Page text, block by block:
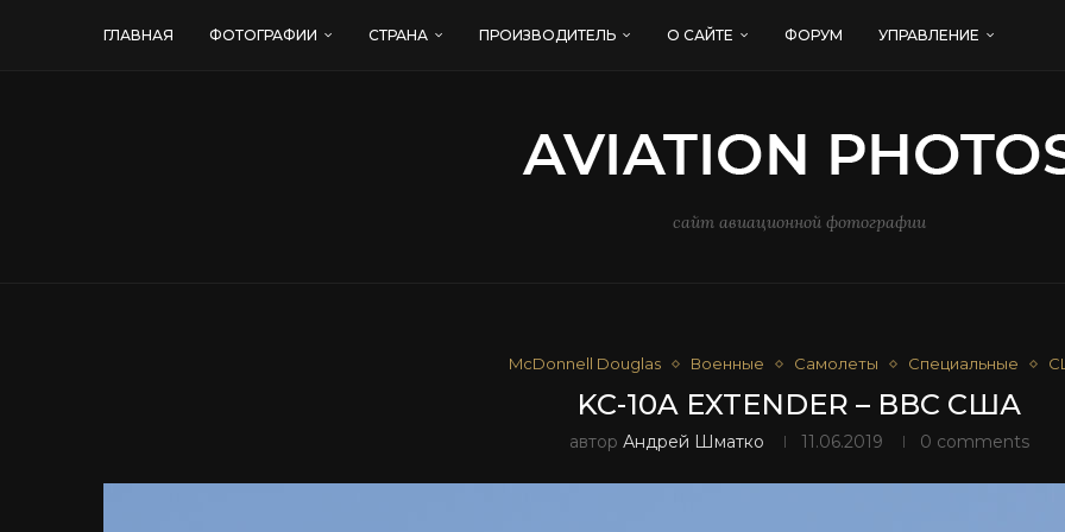
ГЛАВНАЯ ФОТОГРАФИИ СТРАНА ПРОИЗВОДИТЕЛЬ О САЙТЕ ФОРУМ УПРАВЛЕНИЕ
сайт авиационной фотографии
McDonnell Douglas Военные Самолеты Специальные
KC-10A EXTENDER – ВВС США
автор Андрей Шматко 11.06.2019 0 comments